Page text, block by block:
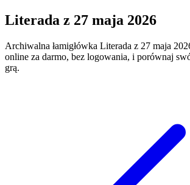
Literada z 27 maja 2026
Archiwalna łamigłówka Literada z 27 maja
online za darmo, bez logowania, i porównaj
grą.